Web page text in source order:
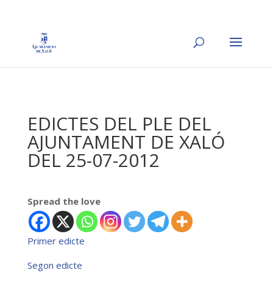
EDICTES DEL PLE DEL
AJUNTAMENT DE XALÓ
DEL 25-07-2012
Spread the love
Primer edicte
Segon edicte